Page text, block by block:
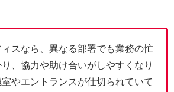
スなら、異なる部署でも業務の忙
、協力や助け合いがしやすくなり
やエントランスが仕切られていて